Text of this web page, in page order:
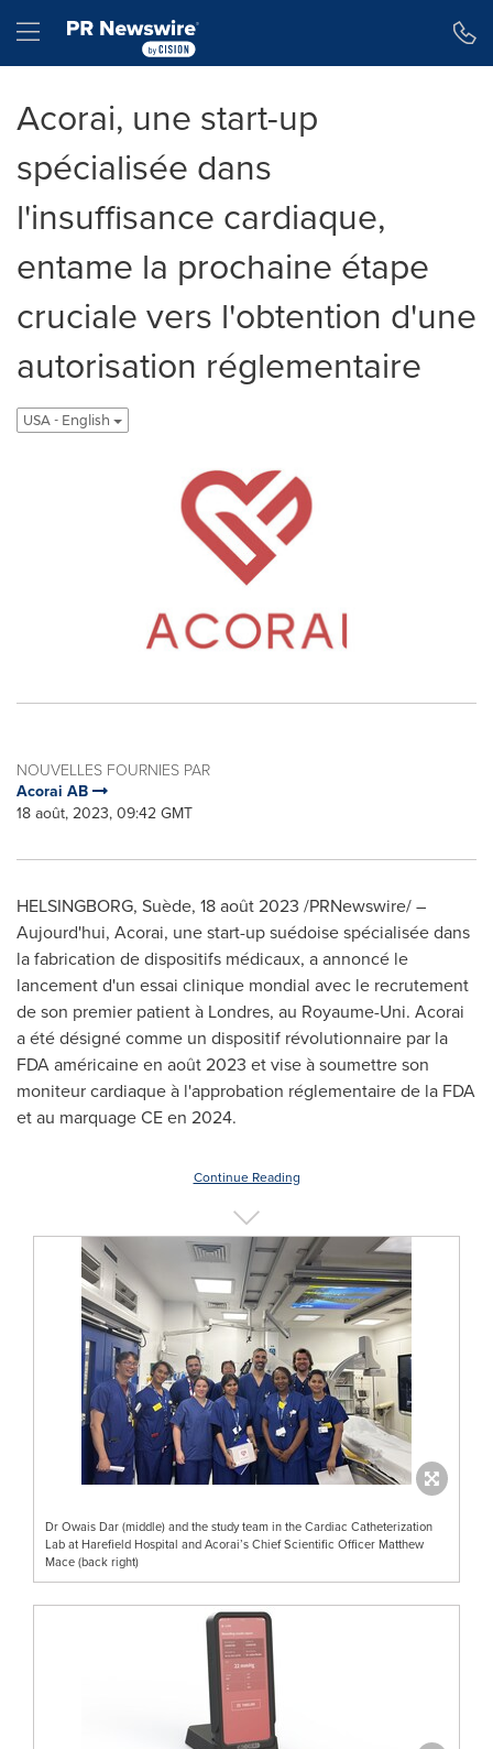
Hamburger menu
Acorai, une start-up
spécialisée dans
l'insuffisance cardiaque,
entame la prochaine étape
cruciale vers l'obtention d'une
autorisation réglementaire
USA - English
NOUVELLES FOURNIES PAR
Acorai AB
18 août, 2023, 09:42 GMT
HELSINGBORG, Suède, 18 août 2023 /PRNewswire/ –
Aujourd'hui, Acorai, une start-up suédoise spécialisée dans
la fabrication de dispositifs médicaux, a annoncé le
lancement d'un essai clinique mondial avec le recrutement
de son premier patient à Londres, au Royaume-Uni. Acorai
a été désigné comme un dispositif révolutionnaire par la
FDA américaine en août2023 etvise à soumettre son
moniteur cardiaque à l'approbation réglementaire de la FDA
et au marquage CE en 2024.
Continue Reading
Dr Owais Dar (middle) and the study team in the Cardiac Catheterization
Lab at Harefield Hospital and Acorai’s Chief Scientific Officer Matthew
Mace (back right)